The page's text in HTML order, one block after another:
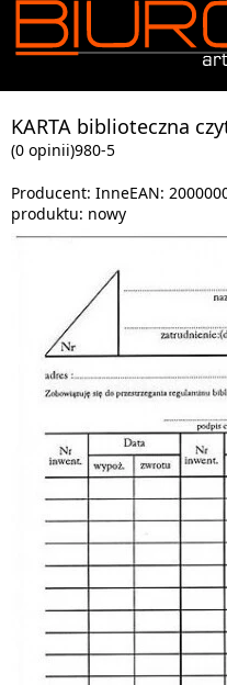
KARTA biblioteczna
(0 opinii)980-5
Producent: InneEAN:
produktu: nowy